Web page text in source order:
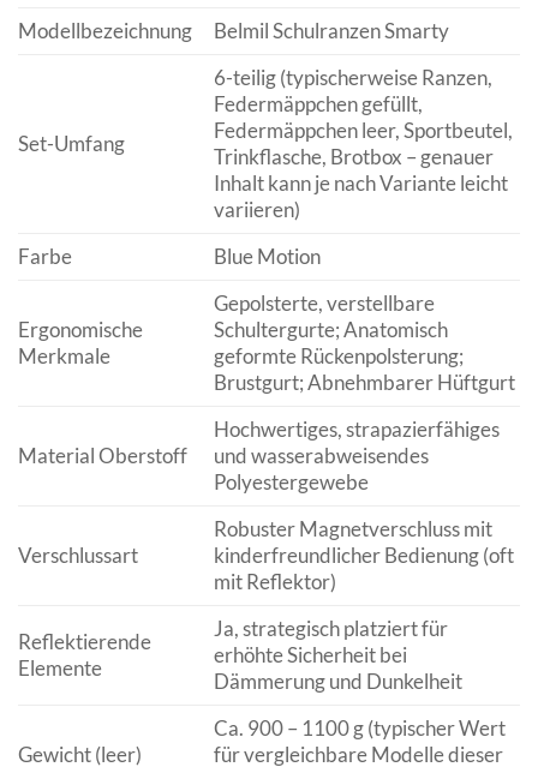
Modellbezeichnung
Belmil Schulranzen Smarty
Set-Umfang
6-teilig (typischerweise Ranzen,
Federmäppchen gefüllt,
Federmäppchen leer, Sportbeutel,
Trinkflasche, Brotbox – genauer
Inhalt kann je nach Variante leicht
variieren)
Farbe
Blue Motion
Ergonomische
Merkmale
Gepolsterte, verstellbare
Schultergurte; Anatomisch
geformte Rückenpolsterung;
Brustgurt; Abnehmbarer Hüftgurt
Material Oberstoff
Hochwertiges, strapazierfähiges
und wasserabweisendes
Polyestergewebe
Verschlussart
Robuster Magnetverschluss mit
kinderfreundlicher Bedienung (oft
mit Reflektor)
Reflektierende
Elemente
Ja, strategisch platziert für
erhöhte Sicherheit bei
Dämmerung und Dunkelheit
Gewicht (leer)
Ca. 900 – 1100 g (typischer Wert
für vergleichbare Modelle dieser